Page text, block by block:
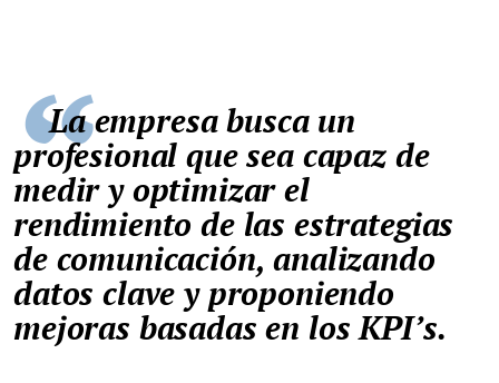
La empresa busca un
profesional que sea capaz de
medir y optimizar el
rendimiento de las estrategias
de comunicación, analizando
datos clave y proponiendo
mejoras basadas en los KPI’s.